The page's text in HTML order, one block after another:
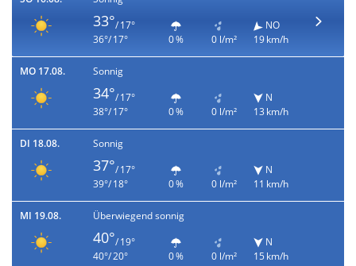
33°/ 17°
36°/ 17°
0 % 0 l/m²
NO
19 km/h
MO 17.08. Sonnig
34°/ 17°
38°/ 17°
0 % 0 l/m²
N
13 km/h
DI 18.08. Sonnig
37°/ 17°
39°/ 18°
0 % 0 l/m²
N
11 km/h
MI 19.08. Überwiegend sonnig
40°/ 19°
40°/ 20°
0 % 0 l/m²
N
15 km/h